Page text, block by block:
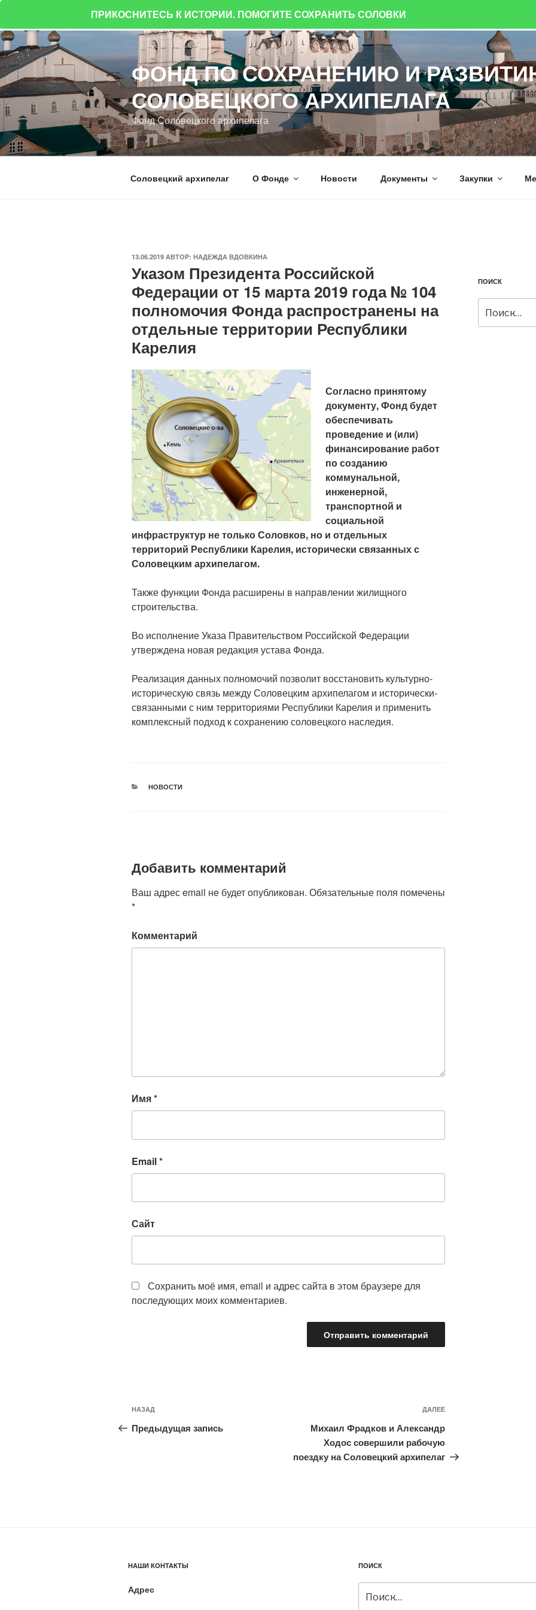
Перейти
к
содержимому
ФОНД ПО СОХРАНЕНИЮ И
СОЛОВЕЦКОГО АРХИПЕЛАГА
Фонд Соловецкого архипелага
Соловецкий архипелаг О Фонде Новости Документы Закупки
ОПУБЛИКОВАНО
13.06.2019 АВТОР: НАДЕЖДА ВДОВКИНА
Указом Президента Российской
Федерации от 15 марта 2019 года № 104
полномочия Фонда распространены на
отдельные территории Республики
Карелия
Согласно принятому
документу, Фонд будет
обеспечивать
проведение и (или)
финансирование работ
по созданию
коммунальной,
инженерной,
транспортной и
социальной
инфраструктур не только Соловков, но и отдельных
территорий Республики Карелия, исторически связанных с
Соловецким архипелагом.
Также функции Фонда расширены в направлении жилищного
строительства.
Во исполнение Указа Правительством Российской Федерации
утверждена новая редакция устава Фонда.
Реализация данных полномочий позволит восстановить культурно-
историческую связь между Соловецким архипелагом и исторически-
связанными с ним территориями Республики Карелия и применить
комплексный подход к сохранению соловецкого наследия.
РУБРИКИ
НОВОСТИ
Добавить комментарий
Ваш адрес email не будет опубликован. Обязательные поля помечены
*
Комментарий
Имя*
Email*
Сайт
Сохранить моё имя, email и адрес сайта в этом браузере для
последующих моих комментариев.
Навигация
по
Предыдущая
запись:
НАЗАД
Предыдущая запись
ДАЛЕЕ
Михаил Фрадков и Александр
Ходос совершили рабочую
поездку на Соловецкий архипелаг
ПОИСК
НАШИ КОНТАКТЫ
Адрес
ПОИСК
ПРИКОСНИТЕСЬ К ИСТОРИИ. ПОМОГИТЕ СОХРАНИТЬ СОЛОВКИ